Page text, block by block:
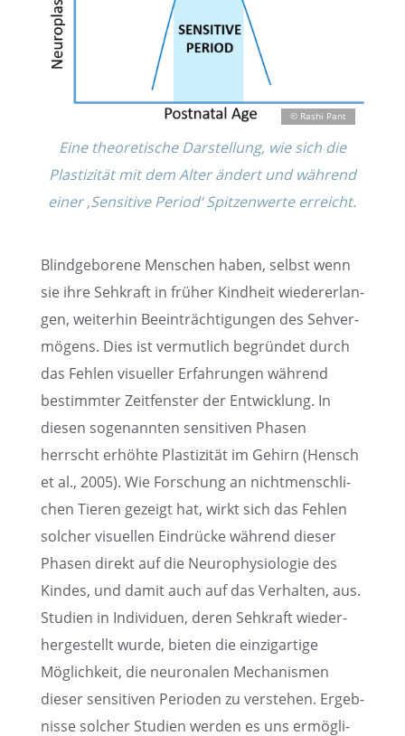
Eine theore­ti­sche Darstel­lung, wie sich die
Plasti­zi­tät mit dem Alter ändert und während
einer ‚Sensi­tive Period‘ Spitzen­werte erreicht.
Blind­ge­bo­rene Menschen haben, selbst wenn
sie ihre Sehkraft in früher Kindheit wieder­erlan­
gen, weiter­hin Beein­träch­ti­gun­gen des Sehver­
mö­gens. Dies ist vermut­lich begrün­det durch
das Fehlen visuel­ler Erfah­run­gen während
bestimm­ter Zeitfens­ter der Entwick­lung. In
diesen sogenann­ten sensi­ti­ven Phasen
herrscht erhöhte Plasti­zi­tät im Gehirn (Hensch
et al., 2005). Wie Forschung an nicht­mensch­li­
chen Tieren gezeigt hat, wirkt sich das Fehlen
solcher visuel­len Eindrü­cke während dieser
Phasen direkt auf die Neuro­phy­sio­lo­gie des
Kindes, und damit auch auf das Verhal­ten, aus.
Studien in Indivi­duen, deren Sehkraft wieder­
her­ge­stellt wurde, bieten die einzig­ar­tige
Möglich­keit, die neuro­na­len Mecha­nis­men
dieser sensi­ti­ven Perioden zu verste­hen. Ergeb­
nisse solcher Studien werden es uns ermög­li­